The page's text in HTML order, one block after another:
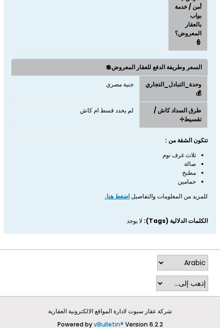
أمن / خدمة
بواب
بالعقار
المعروض؟
👮
السعر وطريفة الدفع للعقار المعروض💲
وحدة_التبادل_التجاري
💰
جنية مصري
طرق السداد كاش /
تقسيط➗
لم يحدد قسط ام كاش
تتكون الشقة من :
ثلاث غرف نوم
صالة
مطبخ
حمامين
للمزيد من المعلومات والتفاصيلاضغط هنا.
الكلمات الدلالية (Tags): لا يوجد
شركة عقار سبوت لادارة المواقع الالكترونية العقارية
Powered byvBulletin® Version 6.2.2